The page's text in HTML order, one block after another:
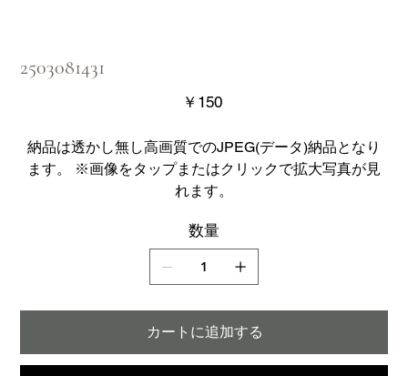
2503081431
価
格
￥150
納品は透かし無し高画質でのJPEG(データ)納品となり
ます。 ※画像をタップまたはクリックで拡大写真が見
れます。
数量
カートに追加する